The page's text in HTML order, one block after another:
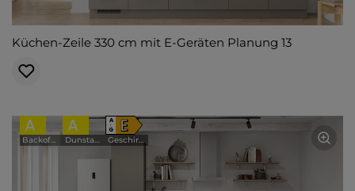
Küchen-Zeile 330 cm mit E-Geräten Planung 13
A
Backofen
A
Dunstabzugshaube
A
↑
G E
Geschirrspüler